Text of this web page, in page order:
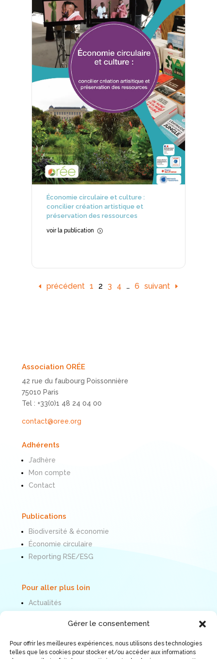
Gérer le consentement
Pour offrir les meilleures expériences, nous utilisons des technologies
telles que les cookies pour stocker et/ou accéder aux informations
Économie circulaire et culture :
concilier création artistique et
préservation des ressources
voir la publication =
précédent 1 2 3 4 … 6 suivant
Association ORÉE
42 rue du faubourg Poissonnière
75010 Paris
Tel : +33(0)1 48 24 04 00
contact@oree.org
Adhérents
J’adhère
Mon compte
Contact
Publications
Biodiversité & économie
Économie circulaire
Reporting RSE/ESG
Pour aller plus loin
Actualités
Mentions légales